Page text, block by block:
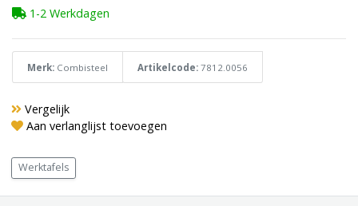
1-2 Werkdagen
Merk: Combisteel Artikelcode: 7812.0056
Vergelijk
Aan verlanglijst toevoegen
Werktafels